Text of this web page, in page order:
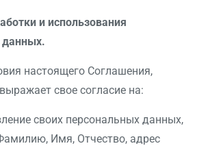
и использования
данных.
настоящего Соглашения,
свое согласие на:
своих персональных данных,
Имя, Отчество, адрес